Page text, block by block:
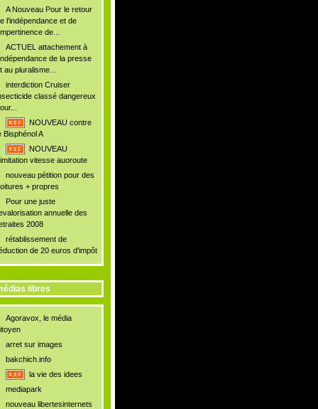
A Nouveau Pour le retour
l'indépendance et de
de...
ACTUEL attachement à
de la presse
au pluralisme...
interdiction Cruiser
classé dangereux
NOUVEAU contre
Bisphénol A
NOUVEAU
vitesse auoroute
nouveau pétition pour des
+ propres
Pour une juste
annuelle des
2008
rétablissement de
de 20 euros d'impôt
libres
Agoravox, le média
arret sur images
bakchich.info
la vie des idees
mediapark
nouveau libertesinternets